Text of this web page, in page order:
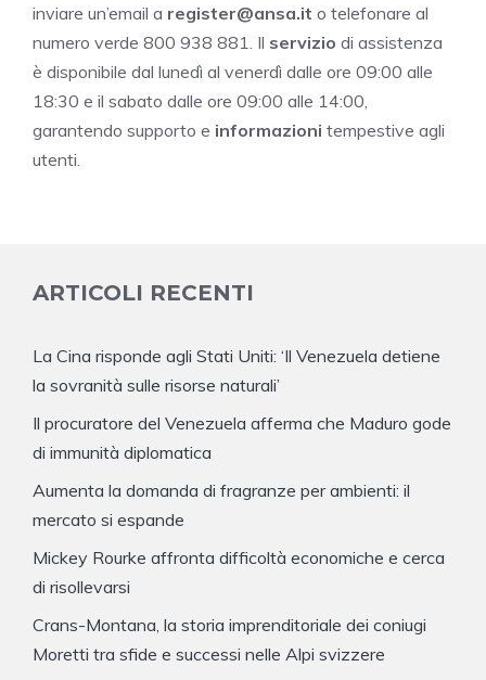
inviare un’email a register@ansa.it o telefonare al
numero verde 800 938 881. Il servizio di assistenza
è disponibile dal lunedì al venerdì dalle ore 09:00 alle
18:30 e il sabato dalle ore 09:00 alle 14:00,
garantendo supporto e informazioni tempestive agli
utenti.
ARTICOLI RECENTI
La Cina risponde agli Stati Uniti: ‘Il Venezuela detiene
la sovranità sulle risorse naturali’
Il procuratore del Venezuela afferma che Maduro gode
di immunità diplomatica
Aumenta la domanda di fragranze per ambienti: il
mercato si espande
Mickey Rourke affronta difficoltà economiche e cerca
di risollevarsi
Crans-Montana, la storia imprenditoriale dei coniugi
Moretti tra sfide e successi nelle Alpi svizzere